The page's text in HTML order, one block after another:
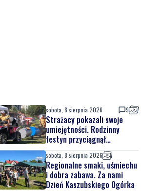
sobota, 8 sierpnia 2026 9
Strażacy pokazali swoje
umiejętności. Rodzinny
festyn przyciągnął
mieszkańców oraz gości
sobota, 8 sierpnia 2026
Regionalne smaki, uśmiechu
i dobra zabawa. Za nami
Dzień Kaszubskiego Ogórka